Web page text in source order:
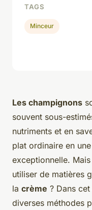
Les champignons
souvent sous-
nutriments et en
plat ordinaire en
exceptionnelle.
utiliser de matières
la crème ? Dans
diverses méthodes
TAGS
Minceur